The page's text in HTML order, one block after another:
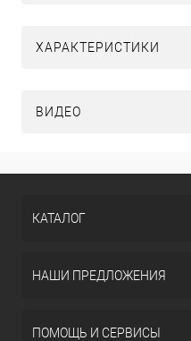
ХАРАКТЕРИСТИКИ
ВИДЕО
КАТАЛОГ
НАШИ ПРЕДЛОЖЕНИЯ
ПОМОЩЬ И СЕРВИСЫ